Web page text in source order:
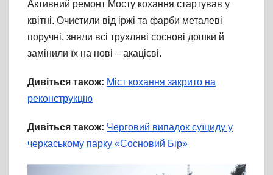
Активний ремонт Мосту кохання стартував у
квітні. Очистили від іржі та фарби металеві
поручні, зняли всі трухляві соснові дошки й
замінили їх на нові – акацієві.
Дивіться також: Міст кохання закрито на
реконструкцію
Дивіться також: Черговий випадок суїциду у
черкаському парку «Сосновий Бір»